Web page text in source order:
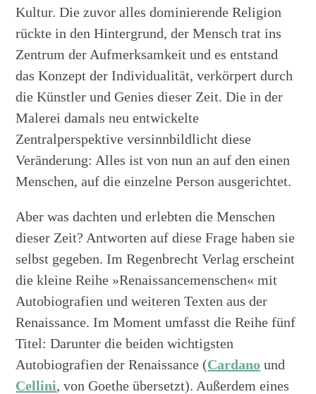
Kultur. Die zuvor alles dominierende Religion
rückte in den Hintergrund, der Mensch trat ins
Zentrum der Aufmerksamkeit und es entstand
das Konzept der Individualität, verkörpert durch
die Künstler und Genies dieser Zeit. Die in der
Malerei damals neu entwickelte
Zentralperspektive versinnbildlicht diese
Veränderung: Alles ist von nun an auf den einen
Menschen, auf die einzelne Person ausgerichtet.
Aber was dachten und erlebten die Menschen
dieser Zeit? Antworten auf diese Frage haben sie
selbst gegeben. Im Regenbrecht Verlag erscheint
die kleine Reihe »Renaissancemenschen« mit
Autobiografien und weiteren Texten aus der
Renaissance. Im Moment umfasst die Reihe fünf
Titel: Darunter die beiden wichtigsten
Autobiografien der Renaissance (Cardano und
Cellini, von Goethe übersetzt). Außerdem eines